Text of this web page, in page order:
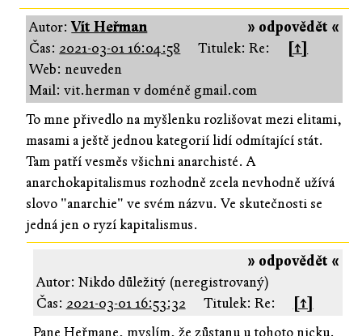
» odpovědět «
Autor:Vít Heřman
Čas: 2021-03-01 16:04:58 Titulek: Re:
[↑]
Web: neuveden
Mail: vit.herman v doméně gmail.com
To mne přivedlo na myšlenku rozlišovat mezi elitami,
masami a ještě jednou kategorií lidí odmítající stát.
Tam patří vesměs všichni anarchisté. A
anarchokapitalismus rozhodně zcela nevhodně užívá
slovo "anarchie" ve svém názvu. Ve skutečnosti se
jedná jen o ryzí kapitalismus.
» odpovědět «
Autor: Nikdo důležitý (neregistrovaný)
Čas: 2021-03-01 16:53:32 Titulek: Re:
[↑]
Pane Heřmane, myslím, že zůstanu u tohoto nicku.